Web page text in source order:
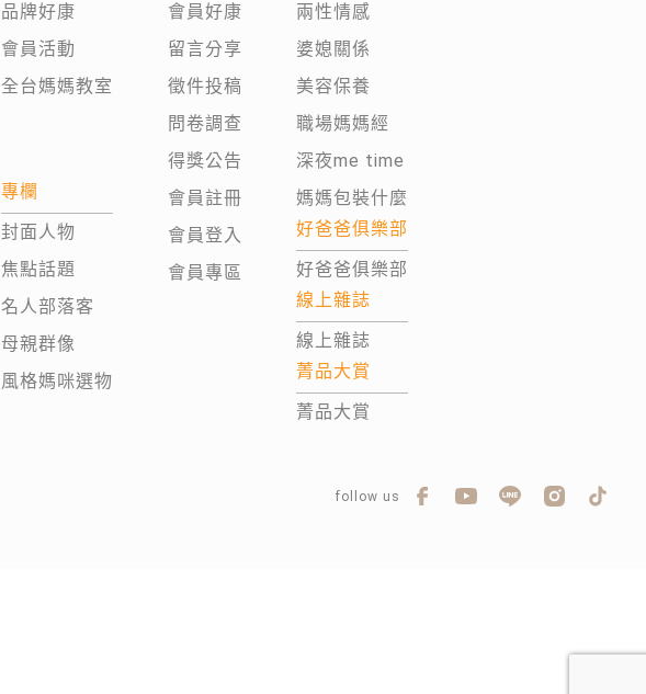
品牌好康
會員活動
全台媽媽教室
專欄
封面人物
焦點話題
名人部落客
母親群像
風格媽咪選物
會員好康
留言分享
徵件投稿
問卷調查
得獎公告
會員註冊
會員登入
會員專區
兩性情感
婆媳關係
美容保養
職場媽媽經
深夜me time
媽媽包裝什麼
好爸爸俱樂部
好爸爸俱樂部
線上雜誌
線上雜誌
菁品大賞
菁品大賞
follow us